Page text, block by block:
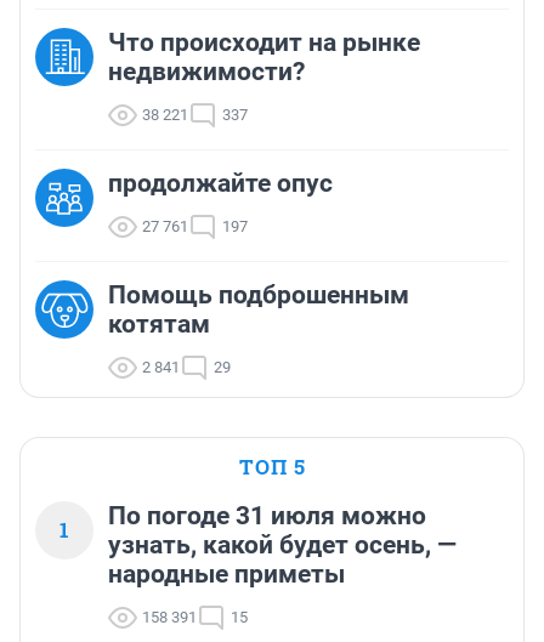
Что происходит на рынке
недвижимости?
38 221 337
продолжайте опус
27 761 197
Помощь подброшенным
котятам
2 841 29
ТОП 5
1
По погоде 31 июля можно
узнать, какой будет осень, —
народные приметы
158 391 15